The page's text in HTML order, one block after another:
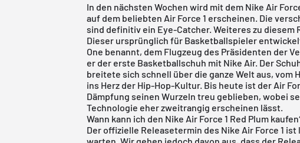
In den nächsten Wochen wird mit dem Nike Air
auf dem beliebten Air Force 1 erscheinen. Die
sind definitiv ein Eye-Catcher. Weiteres zu diesem
Dieser ursprünglich für Basketballspieler
One benannt, dem Flugzeug des Präsidenten der
er der erste Basketballschuh mit Nike Air. Der
breitete sich schnell über die ganze Welt aus, vom
ins Herz der Hip-Hop-Kultur. Bis heute ist der Air
Dämpfung seinen Wurzeln treu geblieben, wobei
Technologie eher zweitrangig erscheinen lässt.
Wann kann ich den Nike Air Force 1 Red Plum
Der offizielle Releasetermin des Nike Air Force 1